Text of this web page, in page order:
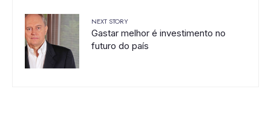
NEXT STORY
Gastar melhor é investimento no
futuro do país